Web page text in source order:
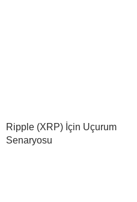
Ripple (XRP) İçin Uçurum
Senaryosu